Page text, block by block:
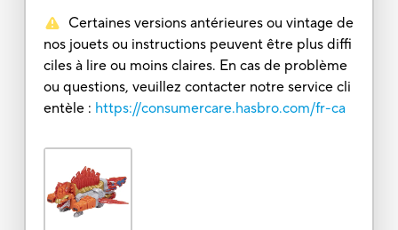
Certaines versions antérieures ou vintage de
nos jouets ou instructions peuvent être plus diffi
ciles à lire ou moins claires. En cas de problème
ou questions, veuillez contacter notre service cli
entèle : https://consumercare.hasbro.com/fr-ca